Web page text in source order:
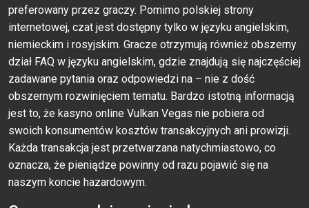
preferowany przez graczy. Pomimo polskiej strony
internetowej, czat jest dostępny tylko w języku angielskim,
niemieckim i rosyjskim. Gracze otrzymują również obszerny
dział FAQ w języku angielskim, gdzie znajdują się najczęściej
zadawane pytania oraz odpowiedzi na – nie z dość
obszernym rozwinięciem tematu. Bardzo istotną informacją
jest to, że kasyno online Vulkan Vegas nie pobiera od
swoich konsumentów kosztów transakcyjnych ani prowizji.
Każda transakcja jest przetwarzana natychmiastowo, co
oznacza, że pieniądze powinny od razu pojawić się na
naszym koncie hazardowym.